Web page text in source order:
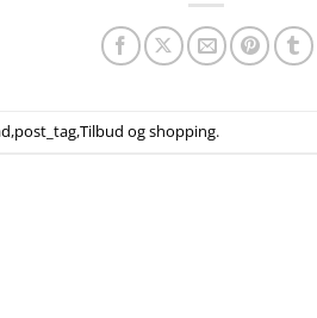
,post_tag,Tilbud og shopping.